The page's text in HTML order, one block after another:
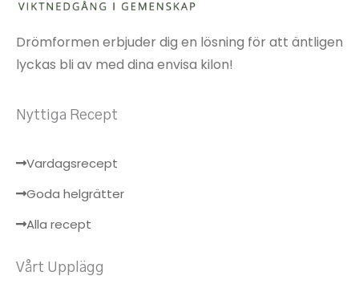
Drömformen erbjuder dig en lösning för att äntligen
lyckas bli av med dina envisa kilon!
Nyttiga Recept
Vardagsrecept
Goda helgrätter
Alla recept
Vårt Upplägg